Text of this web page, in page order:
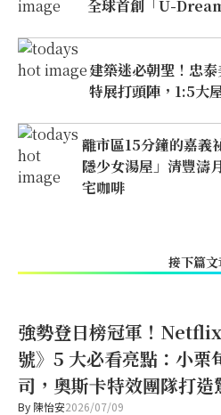
全球首創「U-
建築迷必朝聖！忠
特展打頭陣，1:5大
離市區15分鐘的嘉義
隱少女湯屋」清豐濤
宅咖啡
接下篇
強勢登日榜冠軍！
號》5 大必看亮點：小栗
司，奧斯卡特效團隊打造
By 陳怡安2026/07/09